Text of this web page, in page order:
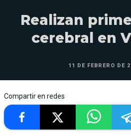
Realizan
cerebral en
11 DE FEBRERO DE
Compartir en redes